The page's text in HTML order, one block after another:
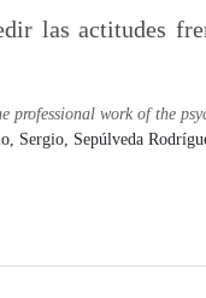
las actitudes
professional work of the
Sergio, Sepúlveda